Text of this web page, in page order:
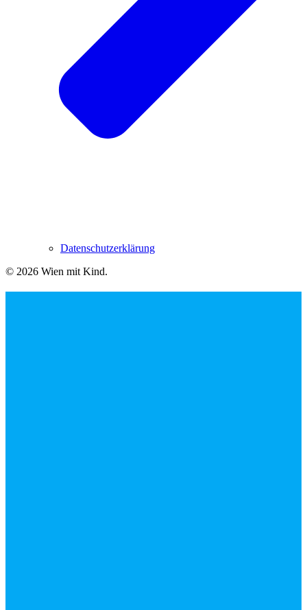
Datenschutzerklärung
© 2026 Wien mit Kind.